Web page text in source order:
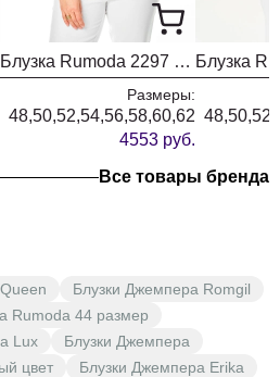
Блузка Rumoda 2297 черный
Размеры:
48,50,52,54,56,58,60,62
4553 руб.
Все товары бренда
Блузки Джемпера Romgil
Rumoda 44 размер
Lux
Блузки Джемпера
цвет
Блузки Джемпера Erika